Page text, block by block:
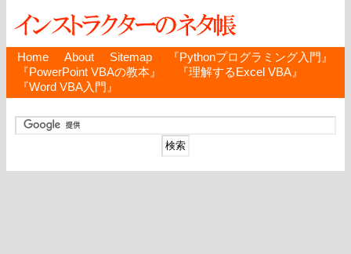
Home About Sitemap
『Pythonプログラミング入門』
『PowerPoint VBAの教本』
『理解するExcel VBA』
『Word VBA入門』